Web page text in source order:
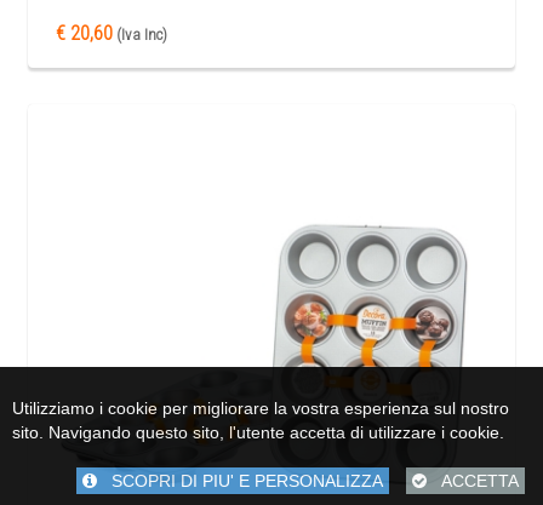
€ 20,60 (Iva Inc)
Utilizziamo i cookie per migliorare la vostra esperienza sul nostro
sito. Navigando questo sito, l'utente accetta di utilizzare i cookie.
SCOPRI DI PIU' E PERSONALIZZA ACCETTA